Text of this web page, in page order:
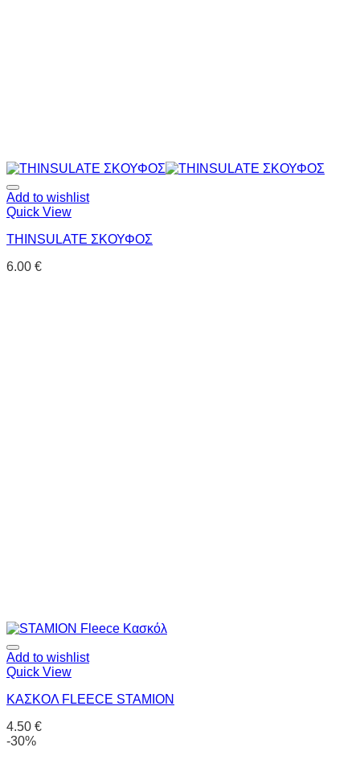
Add to wishlist
Quick View
THINSULATE ΣΚΟΥΦΟΣ
6.00 €
Add to wishlist
Quick View
ΚΑΣΚΟΛ FLEECE STAMION
4.50 €
-30%